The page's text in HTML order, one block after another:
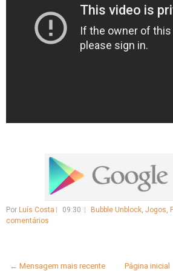
Por Luís Costa 09:30 Bubble Unblock, Jogos,
comentários
← Mensagem mais recente Página inicial